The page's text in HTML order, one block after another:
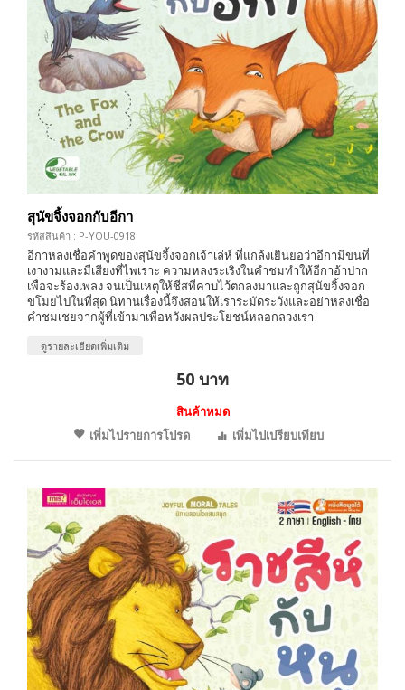
สุนัขจิ้งจอกกับอีกา
รหัสสินค้า : P-YOU-0918
อีกาหลงเชื่อคำพูดของสุนัขจิ้งจอกเจ้าเล่ห์ ที่แกล้งเยินยอว่าอีกามีขนที่
เงางามและมีเสียงที่ไพเราะ ความหลงระเริงในคำชมทำให้อีกาอ้าปาก
เพื่อจะร้องเพลง จนเป็นเหตุให้ชีสที่คาบไว้ตกลงมาและถูกสุนัขจิ้งจอก
ขโมยไปในที่สุด นิทานเรื่องนี้จึงสอนให้เราระมัดระวังและอย่าหลงเชื่อ
คำชมเชยจากผู้ที่เข้ามาเพื่อหวังผลประโยชน์หลอกลวงเรา
ดูรายละเอียดเพิ่มเติม
50 บาท
สินค้าหมด
เพิ่มไปรายการโปรด
เพิ่มไปเปรียบเทียบ